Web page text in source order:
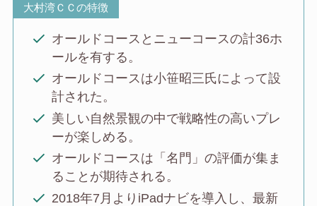
大村湾ＣＣの特徴
オールドコースとニューコースの計36ホ
ールを有する。
オールドコースは小笹昭三氏によって設
計された。
美しい自然景観の中で戦略性の高いプレ
ーが楽しめる。
オールドコースは「名門」の評価が集ま
ることが期待される。
2018年7月よりiPadナビを導入し、最新